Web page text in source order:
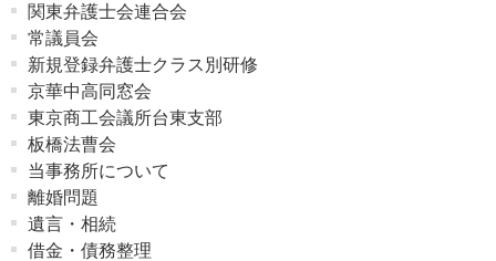
関東弁護士会連合会
常議員会
新規登録弁護士クラス別研修
京華中高同窓会
東京商工会議所台東支部
板橋法曹会
当事務所について
離婚問題
遺言・相続
借金・債務整理